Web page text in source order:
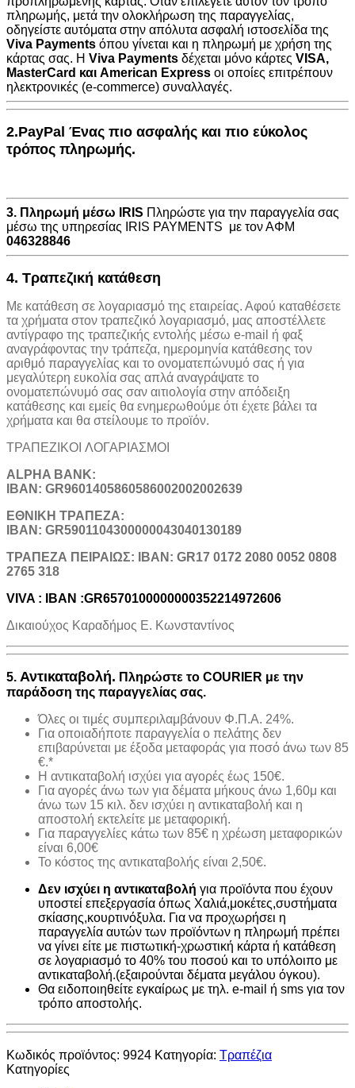
πληρωμής, μετά την ολοκλήρωση της παραγγελίας,
οδηγείστε αυτόματα στην απόλυτα ασφαλή ιστοσελίδα της
Viva Payments όπου γίνεται και η πληρωμή με χρήση της
κάρτας σας. Η Viva Payments δέχεται μόνο κάρτες VISA,
MasterCard και American Express οι οποίες επιτρέπουν
ηλεκτρονικές (e-commerce) συναλλαγές.
2.PayPal Ένας πιο ασφαλής και πιο εύκολος
τρόπος πληρωμής.
3. Πληρωμή μέσω IRIS Πληρώστε για την παραγγελία σας
μέσω της υπηρεσίας IRIS PAYMENTS με τον ΑΦΜ
046328846
4. Τραπεζική κατάθεση
Με κατάθεση σε λογαριασμό της εταιρείας. Αφού καταθέσετε
τα χρήματα στον τραπεζικό λογαριασμό, μας αποστέλλετε
αντίγραφο της τραπεζικής εντολής μέσω e-mail ή φαξ
αναγράφοντας την τράπεζα, ημερομηνία κατάθεσης τον
αριθμό παραγγελίας και το ονοματεπώνυμό σας ή για
μεγαλύτερη ευκολία σας απλά αναγράψατε το
ονοματεπώνυμό σας σαν αιτιολογία στην απόδειξη
κατάθεσης και εμείς θα ενημερωθούμε ότι έχετε βάλει τα
χρήματα και θα στείλουμε το προϊόν.
ΤΡΑΠΕΖΙΚOI ΛΟΓΑΡΙΑΣΜΟΙ
ALPHA BANK:
IBAN: GR9601405860586002002002639
ΕΘΝΙΚΗ ΤΡΑΠΕΖΑ:
IBAN: GR5901104300000043040130189
TΡΑΠΕΖΑ ΠΕΙΡΑΙΩΣ: IBAN: GR17 0172 2080 0052 0808
2765 318
VIVA : IBAN :GR6570100000000352214972606
Δικαιούχος Καραδήμος Ε. Κωνσταντίνος
5. Αντικαταβολή. Πληρώστε το COURIER με την
παράδοση της παραγγελίας σας.
Όλες οι τιμές συμπεριλαμβάνουν Φ.Π.Α. 24%.
Για οποιαδήποτε παραγγελία ο πελάτης δεν
επιβαρύνεται με έξοδα μεταφοράς για ποσό άνω των 85
€.*
H αντικαταβολή ισχύει για αγορές έως 150€.
Για αγορές άνω των για δέματα μήκους άνω 1,60μ και
άνω των 15 κιλ. δεν ισχύει η αντικαταβολή και η
αποστολή εκτελείτε με μεταφορική.
Για παραγγελίες κάτω των 85€ η χρέωση μεταφορικών
είναι 6,00€
Το κόστος της αντικαταβολής είναι 2,50€.
Δεν ισχύει η αντικαταβολή για προϊόντα που έχουν
υποστεί επεξεργασία όπως Χαλιά,μοκέτες,συστήματα
σκίασης,κουρτινόξυλα. Για να προχωρήσει η
παραγγελία αυτών των προϊόντων η πληρωμή πρέπει
να γίνει είτε με πιστωτική-χρωστική κάρτα ή κατάθεση
σε λογαριασμό το 40% του ποσού και το υπόλοιπο με
αντικαταβολή.(εξαιρούνται δέματα μεγάλου όγκου).
Θα ειδοποιηθείτε εγκαίρως με τηλ. e-mail ή sms για τον
τρόπο αποστολής.
Κωδικός προϊόντος: 9924 Κατηγορία: Τραπέζια
Κατηγορίες